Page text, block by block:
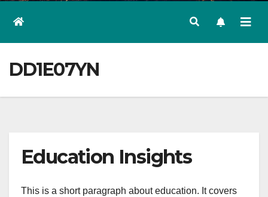
DD1E07YN
Education Insights
This is a short paragraph about education. It covers